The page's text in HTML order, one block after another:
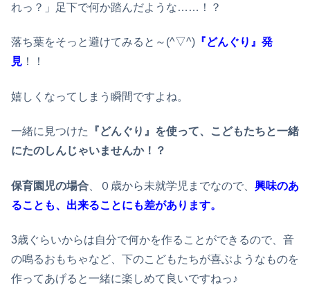
れっ？」足下で何か踏んだような……！？
落ち葉をそっと避けてみると～(^▽^) 『どんぐり』発
見 ！！
嬉しくなってしまう瞬間ですよね。
一緒に見つけた
『どんぐり』を使って、こどもたちと一緒
にたのしんじゃいませんか！？
保育園児の場合 、０歳から未就学児までなので、 興味のあ
ることも、出来ることにも差があります。
3歳ぐらいからは自分で何かを作ることができるので、音
の鳴るおもちゃなど、下のこどもたちが喜ぶようなものを
作ってあげると一緒に楽しめて良いですねっ♪